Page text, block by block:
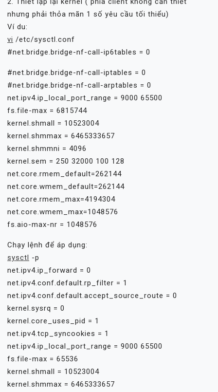
nhưng phải thỏa mãn 1 số yêu cầu tối thiểu)
Ví du:
vi /etc/sysctl.conf
#net.bridge.bridge-nf-call-ip6tables = 0
#net.bridge.bridge-nf-call-iptables = 0
#net.bridge.bridge-nf-call-arptables = 0
net.ipv4.ip_local_port_range = 9000 65500
fs.file-max = 6815744
kernel.shmall = 10523004
kernel.shmmax = 6465333657
kernel.shmmni = 4096
kernel.sem = 250 32000 100 128
net.core.rmem_default=262144
net.core.wmem_default=262144
net.core.rmem_max=4194304
net.core.wmem_max=1048576
fs.aio-max-nr = 1048576
Chạy lệnh để áp dụng:
sysctl -p
net.ipv4.ip_forward = 0
net.ipv4.conf.default.rp_filter = 1
net.ipv4.conf.default.accept_source_route = 0
kernel.sysrq = 0
kernel.core_uses_pid = 1
net.ipv4.tcp_syncookies = 1
net.ipv4.ip_local_port_range = 9000 65500
fs.file-max = 65536
kernel.shmall = 10523004
kernel.shmmax = 6465333657